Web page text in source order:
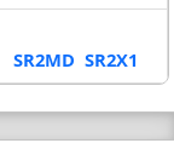
SR2MD SR2X1